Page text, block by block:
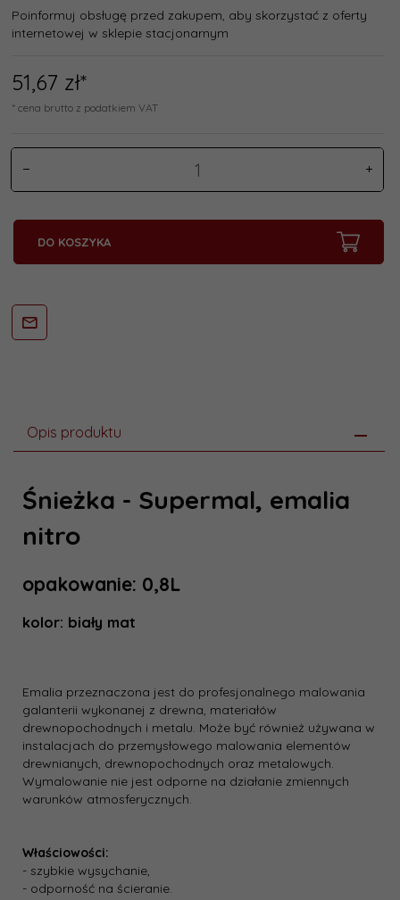
Poinformuj obsługę przed zakupem, aby skorzystać z oferty
internetowej w sklepie stacjonarnym
51,67 zł*
* cena brutto z podatkiem VAT
DO KOSZYKA
Opis produktu
Śnieżka - Supermal, emalia
nitro
opakowanie: 0,8L
kolor: biały mat
Emalia przeznaczona jest do profesjonalnego malowania
galanterii wykonanej z drewna, materiałów
drewnopochodnych i metalu. Może być również używana w
instalacjach do przemysłowego malowania elementów
drewnianych, drewnopochodnych oraz metalowych.
Wymalowanie nie jest odporne na działanie zmiennych
warunków atmosferycznych.
Właściowości:
- szybkie wysychanie,
- odporność na ścieranie.